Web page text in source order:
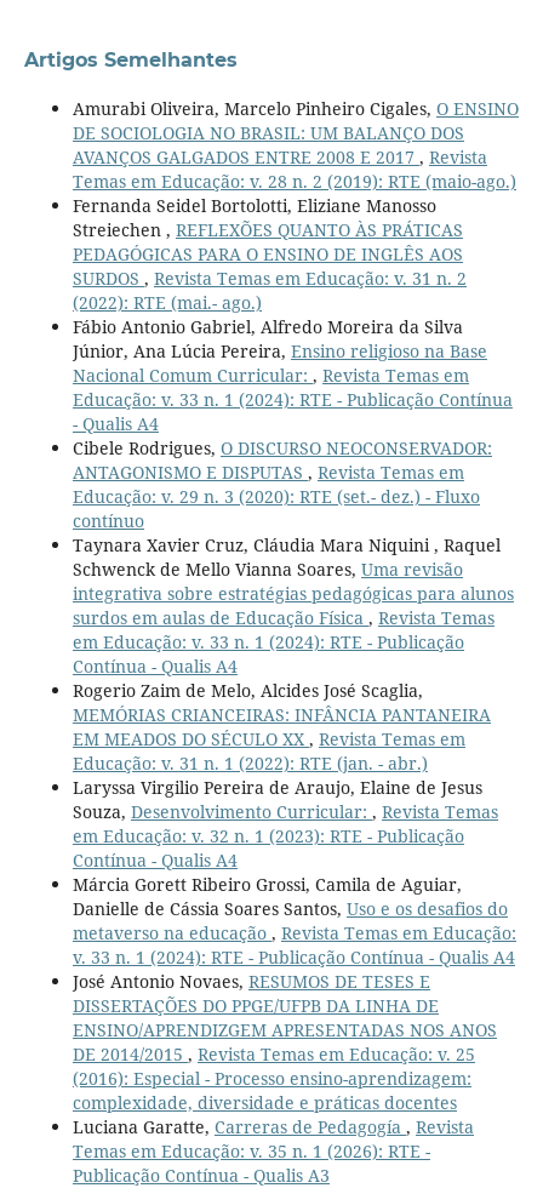
Artigos Semelhantes
Amurabi Oliveira, Marcelo Pinheiro Cigales, O ENSINO
DE SOCIOLOGIA NO BRASIL: UM BALANÇO DOS
AVANÇOS GALGADOS ENTRE 2008 E 2017 , Revista
Temas em Educação: v. 28 n. 2 (2019): RTE (maio-ago.)
Fernanda Seidel Bortolotti, Eliziane Manosso
Streiechen , REFLEXÕES QUANTO ÀS PRÁTICAS
PEDAGÓGICAS PARA O ENSINO DE INGLÊS AOS
SURDOS , Revista Temas em Educação: v. 31 n. 2
(2022): RTE (mai.- ago.)
Fábio Antonio Gabriel, Alfredo Moreira da Silva
Júnior, Ana Lúcia Pereira, Ensino religioso na Base
Nacional Comum Curricular: , Revista Temas em
Educação: v. 33 n. 1 (2024): RTE - Publicação Contínua
- Qualis A4
Cibele Rodrigues, O DISCURSO NEOCONSERVADOR:
ANTAGONISMO E DISPUTAS , Revista Temas em
Educação: v. 29 n. 3 (2020): RTE (set.- dez.) - Fluxo
contínuo
Taynara Xavier Cruz, Cláudia Mara Niquini , Raquel
Schwenck de Mello Vianna Soares, Uma revisão
integrativa sobre estratégias pedagógicas para alunos
surdos em aulas de Educação Física , Revista Temas
em Educação: v. 33 n. 1 (2024): RTE - Publicação
Contínua - Qualis A4
Rogerio Zaim de Melo, Alcides José Scaglia,
MEMÓRIAS CRIANCEIRAS: INFÂNCIA PANTANEIRA
EM MEADOS DO SÉCULO XX , Revista Temas em
Educação: v. 31 n. 1 (2022): RTE (jan. - abr.)
Laryssa Virgilio Pereira de Araujo, Elaine de Jesus
Souza, Desenvolvimento Curricular: , Revista Temas
em Educação: v. 32 n. 1 (2023): RTE - Publicação
Contínua - Qualis A4
Márcia Gorett Ribeiro Grossi, Camila de Aguiar,
Danielle de Cássia Soares Santos, Uso e os desafios do
metaverso na educação , Revista Temas em Educação:
v. 33 n. 1 (2024): RTE - Publicação Contínua - Qualis A4
José Antonio Novaes, RESUMOS DE TESES E
DISSERTAÇÕES DO PPGE/UFPB DA LINHA DE
ENSINO/APRENDIZGEM APRESENTADAS NOS ANOS
DE 2014/2015 , Revista Temas em Educação: v. 25
(2016): Especial - Processo ensino-aprendizagem:
complexidade, diversidade e práticas docentes
Luciana Garatte, Carreras de Pedagogía , Revista
Temas em Educação: v. 35 n. 1 (2026): RTE -
Publicação Contínua - Qualis A3